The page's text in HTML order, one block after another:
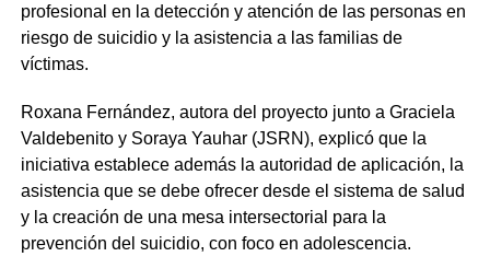
profesional en la detección y atención de las personas en
riesgo de suicidio y la asistencia a las familias de
víctimas.
Roxana Fernández, autora del proyecto junto a Graciela
Valdebenito y Soraya Yauhar (JSRN), explicó que la
iniciativa establece además la autoridad de aplicación, la
asistencia que se debe ofrecer desde el sistema de salud
y la creación de una mesa intersectorial para la
prevención del suicidio, con foco en adolescencia.